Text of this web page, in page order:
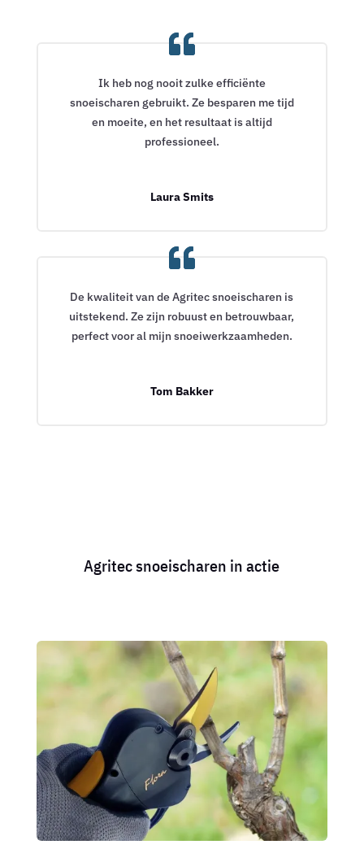
Ik heb nog nooit zulke efficiënte
snoeischaren gebruikt. Ze besparen me tijd
en moeite, en het resultaat is altijd
professioneel.
Laura Smits
De kwaliteit van de Agritec snoeischaren is
uitstekend. Ze zijn robuust en betrouwbaar,
perfect voor al mijn snoeiwerkzaamheden.
Tom Bakker
Agritec snoeischaren in actie